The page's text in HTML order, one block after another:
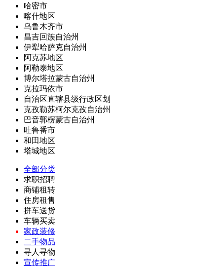
哈密市
喀什地区
乌鲁木齐市
昌吉回族自治州
伊犁哈萨克自治州
阿克苏地区
阿勒泰地区
博尔塔拉蒙古自治州
克拉玛依市
自治区直辖县级行政区划
克孜勒苏柯尔克孜自治州
巴音郭楞蒙古自治州
吐鲁番市
和田地区
塔城地区
全部分类
求职招聘
商铺租转
住房租售
拼车送货
车辆买卖
家政装修
二手物品
寻人寻物
宣传推广